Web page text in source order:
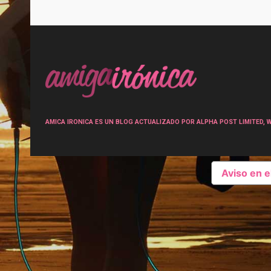
AMICA IRONICA ES UN BLOG ACTUALIZADO POR ALPHA POST
Aviso en